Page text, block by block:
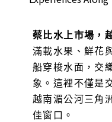
蔡比水上市場，
滿載水果、鮮花
船穿梭水面，交
象。這裡不僅是
越南湄公河三角
佳窗口。